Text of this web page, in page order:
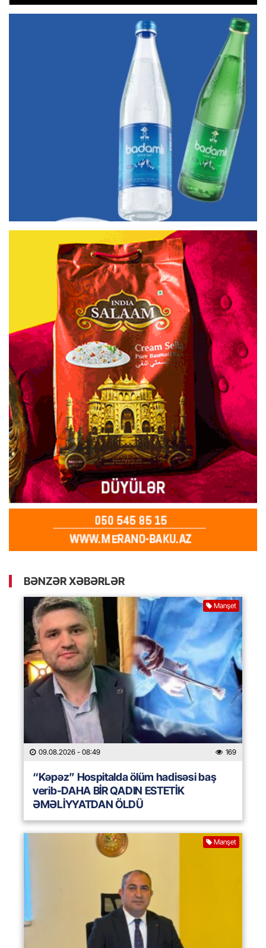
BƏNZƏR XƏBƏRLƏR
Manşet
09.08.2026 - 08:49 169
“Kəpəz” Hospitalda ölüm hadisəsi baş
verib-DAHA BİR QADIN ESTETİK
ƏMƏLİYYATDAN ÖLDÜ
Manşet